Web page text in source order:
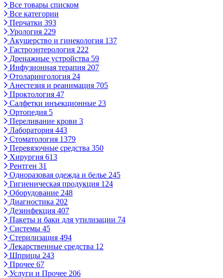
Все товары списком
Все категории
Перчатки 393
Урология 229
Акушерство и гинекология 137
Гастроэнтерология 222
Дренажные устройства 59
Инфузионная терапия 207
Отоларингология 24
Анестезия и реанимация 705
Проктология 47
Салфетки инъекционные 23
Ортопедия 5
Переливание крови 3
Лаборатория 443
Стоматология 1379
Перевязочные средства 350
Хирургия 613
Рентген 31
Одноразовая одежда и белье 245
Гигиеническая продукция 124
Оборудование 248
Диагностика 202
Дезинфекция 407
Пакеты и баки для утилизации 74
Системы 45
Стерилизация 494
Лекарственные средства 12
Шприцы 243
Прочее 67
Услуги и Прочее 206